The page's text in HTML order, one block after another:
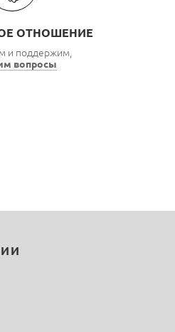
ОТНОШЕНИЕ
и поддержим,
вопросы